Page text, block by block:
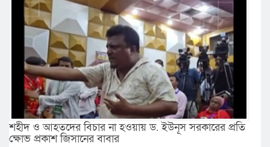
শহীদ ও আহতদের বিচার না হওয়ায় ড. ইউনূস সরকারের প্রতি
ক্ষোভ প্রকাশ জিসানের বাবার